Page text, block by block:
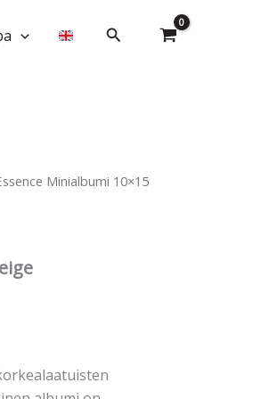
Hae
Minialbumi 10×15